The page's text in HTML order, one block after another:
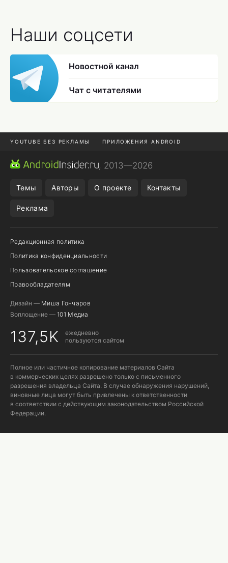
Наши соцсети
Новостной канал
Чат с читателями
YOUTUBE БЕЗ РЕКЛАМЫ ПРИЛОЖЕНИЯ ANDROID
МЕССЕНДЖЕРЫ ONE UI 8.5
, 2013—2026
Темы Авторы О проекте Контакты
Реклама
Редакционная политика
Политика конфиденциальности
Пользовательское соглашение
Правообладателям
Дизайн — Миша Гончаров
Воплощение — 101 Медиа
137,5K
ежедневно
пользуются сайтом
Полное или частичное копирование материалов Сайта
в коммерческих целях разрешено только с письменного
разрешения владельца Сайта. В случае обнаружения нарушений,
виновные лица могут быть привлечены к ответственности
в соответствии с действующим законодательством Российской
Федерации.